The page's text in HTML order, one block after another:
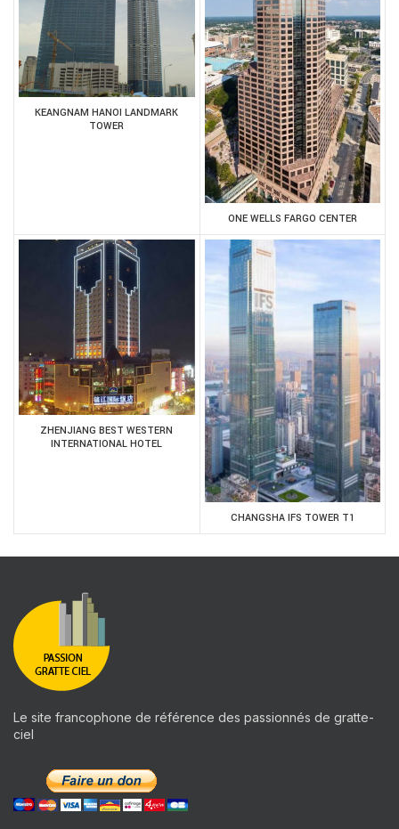
KEANGNAM HANOI LANDMARK
TOWER
ONE WELLS FARGO CENTER
ZHENJIANG BEST WESTERN
INTERNATIONAL HOTEL
CHANGSHA IFS TOWER T1
Le site francophone de référence des passionnés de gratte-
ciel